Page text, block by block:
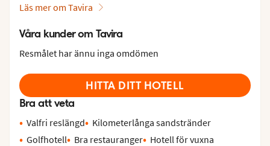
Läs mer om Tavira
Våra kunder om Tavira
Resmålet har ännu inga omdömen
HITTA DITT HOTELL
Bra att veta
Valfri reslängd
Kilometerlånga sandstränder
Golfhotell
Bra restauranger
Hotell för vuxna